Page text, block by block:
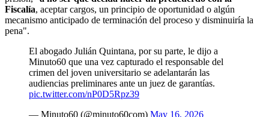
Fiscalía, aceptar cargos, un principio de oportunidad o algún
mecanismo anticipado de terminación del proceso y disminuiría la
pena".
El abogado Julián Quintana, por su parte, le dijo a
Minuto60 que una vez capturado el responsable del
crimen del joven universitario se adelantarán las
audiencias preliminares ante un juez de garantías.
pic.twitter.com/nP0D5Rpz39
— Minuto60 (@minuto60com) May 16, 2026